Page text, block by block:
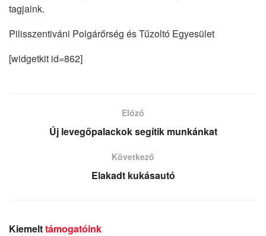
tagjaink.
Pilisszentiváni Polgárőrség és Tűzoltó Egyesület
[widgetkit id=862]
Előző
Új levegőpalackok segítik munkánkat
Következő
Elakadt kukásautó
Kiemelttámogatóink